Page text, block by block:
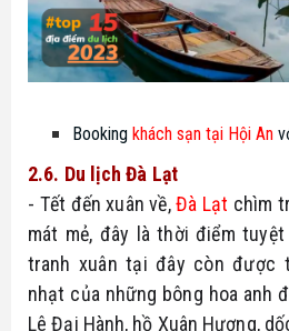
Booking khách sạn tại Hội An
2.6. Du lịch Đà Lạt
- Tết đến xuân về, Đà Lạt chìm
mát mẻ, đây là thời điểm
tranh xuân tại đây còn được
nhạt của những bông hoa anh
Lê Đại Hành, hồ Xuân Hương,